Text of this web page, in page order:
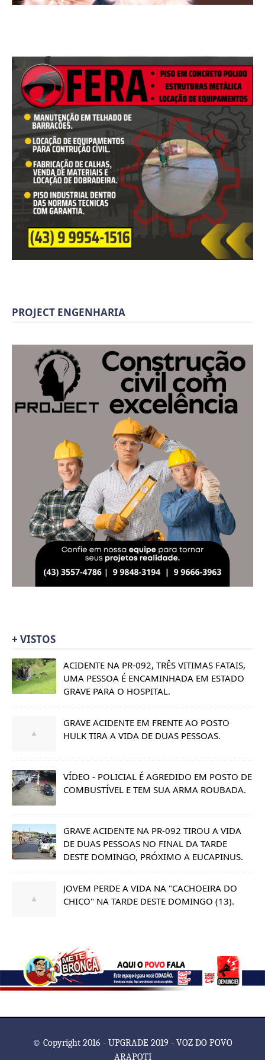
PROJECT ENGENHARIA
+ VISTOS
ACIDENTE NA PR-092, TRÊS VITIMAS FATAIS,
UMA PESSOA É ENCAMINHADA EM ESTADO
GRAVE PARA O HOSPITAL.
GRAVE ACIDENTE EM FRENTE AO POSTO
HULK TIRA A VIDA DE DUAS PESSOAS.
VÍDEO - POLICIAL É AGREDIDO EM POSTO DE
COMBUSTÍVEL E TEM SUA ARMA ROUBADA.
GRAVE ACIDENTE NA PR-092 TIROU A VIDA
DE DUAS PESSOAS NO FINAL DA TARDE
DESTE DOMINGO, PRÓXIMO A EUCAPINUS.
JOVEM PERDE A VIDA NA "CACHOEIRA DO
CHICO" NA TARDE DESTE DOMINGO (13).
© Copyright 2016 - UPGRADE 2019 - VOZ DO POVO
ARAPOTI